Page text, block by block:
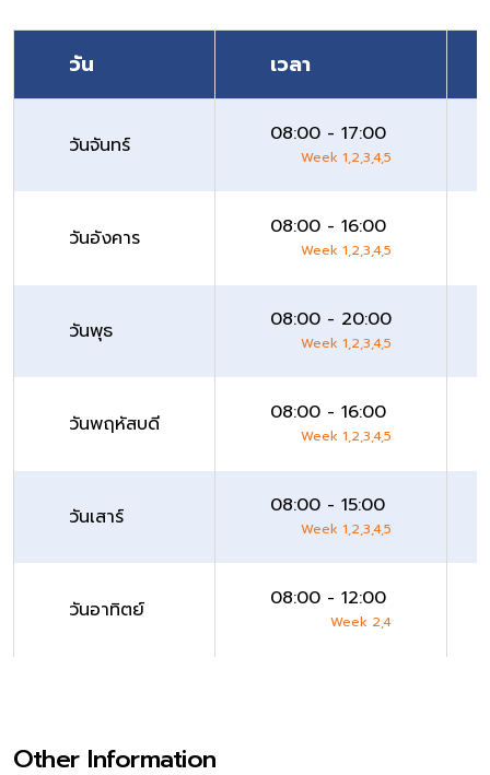
วัน เวลา
วันจันทร์ 08:00 - 17:00
Week 1,2,3,4,5
วันอังคาร 08:00 - 16:00
Week 1,2,3,4,5
วันพุธ 08:00 - 20:00
Week 1,2,3,4,5
วันพฤหัสบดี 08:00 - 16:00
Week 1,2,3,4,5
วันเสาร์ 08:00 - 15:00
Week 1,2,3,4,5
วันอาทิตย์ 08:00 - 12:00
Week 2,4
Other Information